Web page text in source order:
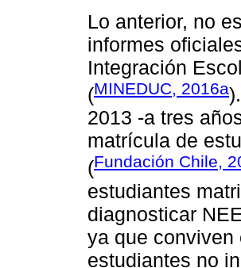
Lo anterior, no
informes
Integración
(MINEDUC, 2016a
2013 -a tres
matrícula de
(Fundación Chile,
estudiantes
diagnosticar
ya que
estudiantes no